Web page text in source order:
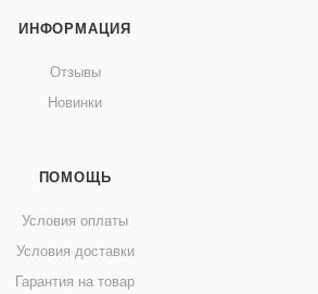
ИНФОРМАЦИЯ
Отзывы
Новинки
ПОМОЩЬ
Условия оплаты
Условия доставки
Гарантия на товар